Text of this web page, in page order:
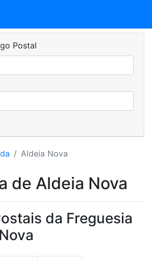
Postal
Aldeia Nova
de Aldeia Nova
da Freguesia